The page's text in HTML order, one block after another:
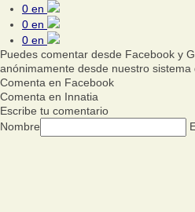
0 en
0 en
0 en
Puedes comentar desde Facebook y
anónimamente desde nuestro sistema
Comenta en Facebook
Comenta en Innatia
Escribe tu comentario
Nombre